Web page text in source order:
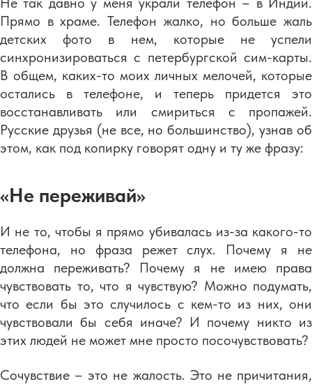
Прямо в храме. Телефон жалко, но больше жаль
детских фото в нем, которые не успели
синхронизироваться с петербургской сим-карты.
В общем, каких-то моих личных мелочей, которые
остались в телефоне, и теперь придется это
восстанавливать или смириться с пропажей.
Русские друзья (не все, но большинство), узнав об
этом, как под копирку говорят одну и ту же фразу:
«Не переживай»
И не то, чтобы я прямо убивалась из-за какого-то
телефона, но фраза режет слух. Почему я не
должна переживать? Почему я не имею права
чувствовать то, что я чувствую? Можно подумать,
что если бы это случилось с кем-то из них, они
чувствовали бы себя иначе? И почему никто из
этих людей не может мне просто посочувствовать?
Сочувствие – это не жалость. Это не причитания,